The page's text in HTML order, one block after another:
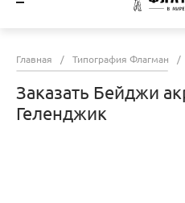
Главная / Типография Флагман /
Заказать Бейджи
Геленджик